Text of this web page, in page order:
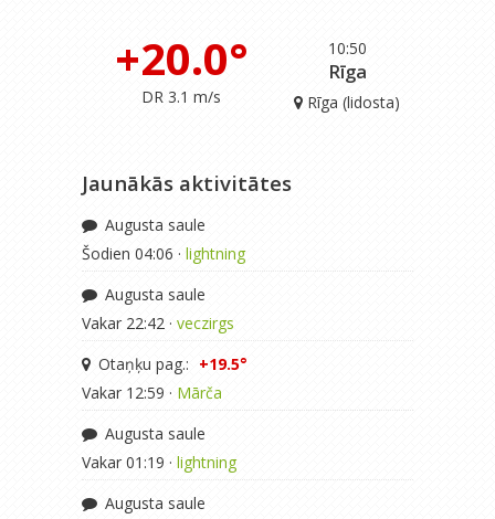
10:50
+20.0°
DR 3.1 m/s
Rīga
Rīga (lidosta)
Jaunākās aktivitātes
Augusta saule
Šodien 04:06 · lightning
Augusta saule
Vakar 22:42 · veczirgs
Otaņķu pag.: +19.5°
Vakar 12:59 · Mārča
Augusta saule
Vakar 01:19 · lightning
Augusta saule